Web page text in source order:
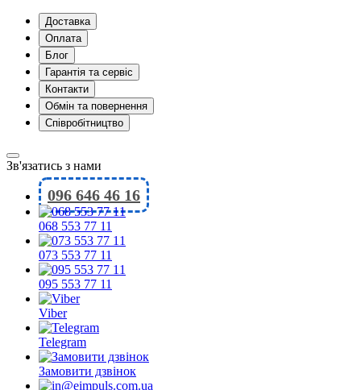
Доставка
Оплата
Блог
Гарантія та сервіс
Контакти
Обмін та повернення
Співробітництво
Зв'язатись з нами
096 646 46 16
068 553 77 11
073 553 77 11
095 553 77 11
Viber
Telegram
Замовити дзвінок